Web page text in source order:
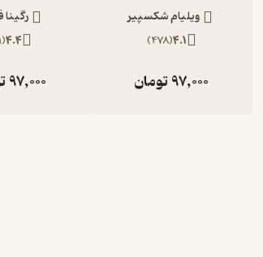
ویلیام شکسپیر
4.1
(
478
)
97,000تومان
4.4
(
97,000